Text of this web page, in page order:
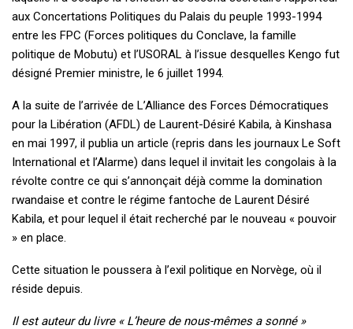
aux Concertations Politiques du Palais du peuple 1993-1994
entre les FPC (Forces politiques du Conclave, la famille
politique de Mobutu) et l’USORAL à l’issue desquelles Kengo fut
désigné Premier ministre, le 6 juillet 1994.
A la suite de l’arrivée de L’Alliance des Forces Démocratiques
pour la Libération (AFDL) de Laurent-Désiré Kabila, à Kinshasa
en mai 1997, il publia un article (repris dans les journaux Le Soft
International et l’Alarme) dans lequel il invitait les congolais à la
révolte contre ce qui s’annonçait déjà comme la domination
rwandaise et contre le régime fantoche de Laurent Désiré
Kabila, et pour lequel il était recherché par le nouveau « pouvoir
» en place.
Cette situation le poussera à l’exil politique en Norvège, où il
réside depuis.
Il est auteur du livre « L’heure de nous-mêmes a sonné »